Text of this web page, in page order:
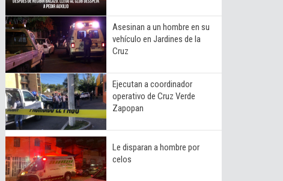
Asesinan a un hombre en su
vehículo en Jardines de la
Cruz
Ejecutan a coordinador
operativo de Cruz Verde
Zapopan
Le disparan a hombre por
celos